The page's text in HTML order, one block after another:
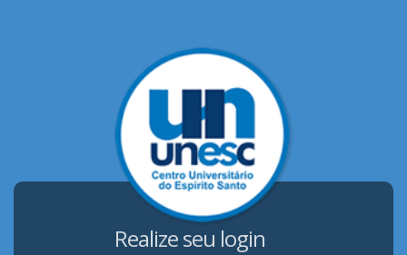
Realize seu login